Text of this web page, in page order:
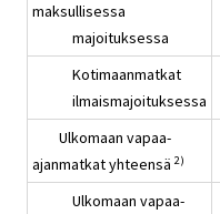
maksullisessa
majoituksessa
Kotimaanmatkat
ilmaismajoituksessa
Ulkomaan vapaa-
ajanmatkat yhteensä 2)
Ulkomaan vapaa-